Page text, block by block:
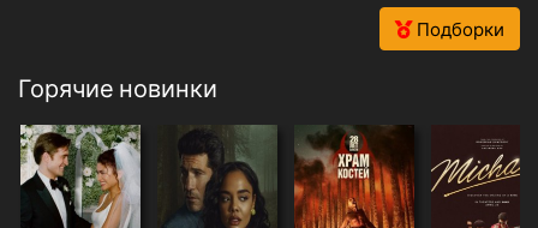
Подборки
Горячие новинки